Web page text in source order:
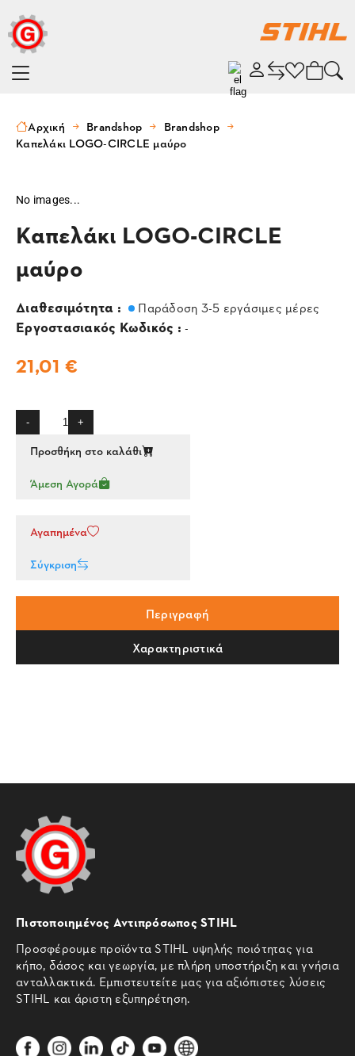
Αρχική Brandshop
Brandshop
Καπελάκι LOGO-CIRCLE μαύρο
No images...
Καπελάκι LOGO-CIRCLE
μαύρο
Διαθεσιμότητα : Παράδοση 3-5 εργάσιμες μέρες
Εργοστασιακός Κωδικός : -
21,01 €
- +
Προσθήκη στο καλάθι
Άμεση Αγορά
Αγαπημένα
Σύγκριση
Περιγραφή
Χαρακτηριστικά
Πιστοποιημένος Αντιπρόσωπος STIHL
Προσφέρουμε προϊόντα STIHL υψηλής ποιότητας για
κήπο, δάσος και γεωργία, με πλήρη υποστήριξη και γνήσια
ανταλλακτικά. Εμπιστευτείτε μας για αξιόπιστες λύσεις
STIHL και άριστη εξυπηρέτηση.